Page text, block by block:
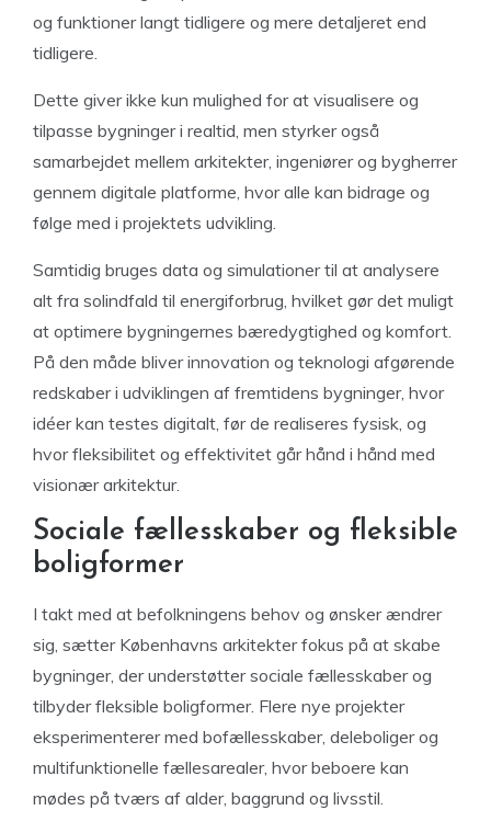
og funktioner langt tidligere og mere detaljeret end
tidligere.
Dette giver ikke kun mulighed for at visualisere og
tilpasse bygninger i realtid, men styrker også
samarbejdet mellem arkitekter, ingeniører og bygherrer
gennem digitale platforme, hvor alle kan bidrage og
følge med i projektets udvikling.
Samtidig bruges data og simulationer til at analysere
alt fra solindfald til energiforbrug, hvilket gør det muligt
at optimere bygningernes bæredygtighed og komfort.
På den måde bliver innovation og teknologi afgørende
redskaber i udviklingen af fremtidens bygninger, hvor
idéer kan testes digitalt, før de realiseres fysisk, og
hvor fleksibilitet og effektivitet går hånd i hånd med
visionær arkitektur.
Sociale fællesskaber og fleksible
boligformer
I takt med at befolkningens behov og ønsker ændrer
sig, sætter Københavns arkitekter fokus på at skabe
bygninger, der understøtter sociale fællesskaber og
tilbyder fleksible boligformer. Flere nye projekter
eksperimenterer med bofællesskaber, deleboliger og
multifunktionelle fællesarealer, hvor beboere kan
mødes på tværs af alder, baggrund og livsstil.